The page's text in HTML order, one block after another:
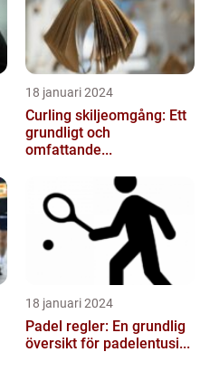
18 januari 2024
Curling skiljeomgång: Ett
grundligt och
omfattande...
18 januari 2024
Padel regler: En grundlig
översikt för padelentusi...